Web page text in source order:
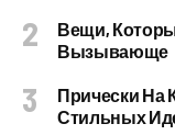
Вещи,
Вызывающе
Прически На
Стильных